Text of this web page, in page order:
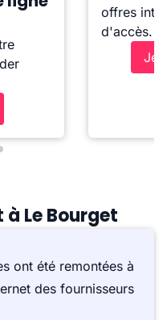
offres
d'accès.
Je
Le Bourget
ont été remontées à
des fournisseurs